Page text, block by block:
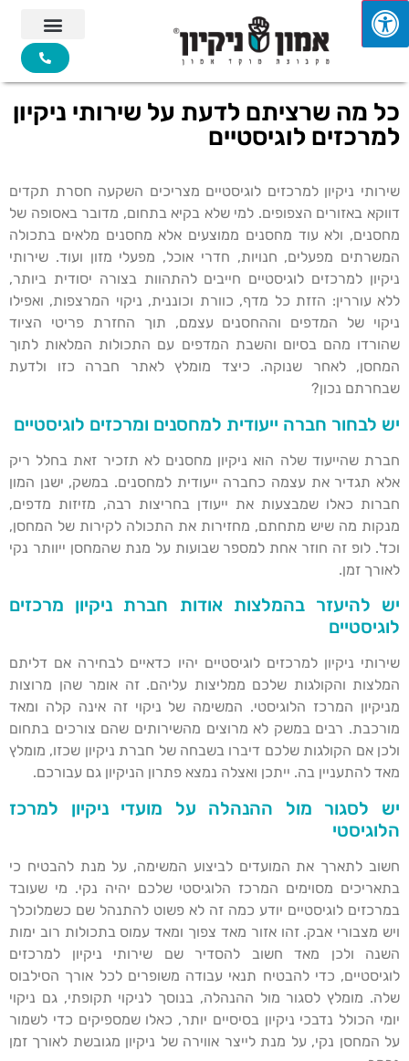
כל מה שרציתם לדעת על שירותי ניקיון
למרכזים לוגיסטיים
שירותי ניקיון למרכזים לוגיסטיים מצריכים השקעה חסרת תקדים
דווקא באזורים הצפופים. למי שלא בקיא בתחום, מדובר באסופה של
מחסנים, ולא עוד מחסנים ממוצעים אלא מחסנים מלאים בתכולה
המשרתים מפעלים, חנויות, חדרי אוכל, מפעלי מזון ועוד. שירותי
ניקיון למרכזים לוגיסטיים חייבים להתהוות בצורה יסודית ביותר,
ללא עוררין: הזזת כל מדף, כוורת וכוננית, ניקוי המרצפות, ואפילו
ניקוי של המדפים וההחסנים עצמם, תוך החזרת פריטי הציוד
שהורדו מהם בסיום והשבת המדפים עם התכולות המלאות לתוך
המחסן, לאחר שנוקה. כיצד מומלץ לאתר חברה כזו ולדעת
שבחרתם נכון?
יש לבחור חברה ייעודית למחסנים ומרכזים לוגיסטיים
חברת שהייעוד שלה הוא ניקיון מחסנים לא תזכיר זאת בחלל ריק
אלא תגדיר את עצמה כחברה ייעודית למחסנים. במשק, ישנן המון
חברות כאלו שמבצעות את ייעודן בחריצות רבה, מזיזות מדפים,
מנקות מה שיש מתחתם, מחזירות את התכולה לקירות של המחסן,
וכד'. לופ זה חוזר אחת למספר שבועות על מנת שהמחסן ייוותר נקי
לאורך זמן.
יש להיעזר בהמלצות אודות חברת ניקיון מרכזים
לוגיסטיים
שירותי ניקיון למרכזים לוגיסטיים יהיו כדאיים לבחירה אם דליתם
המלצות והקולגות שלכם ממליצות עליהם. זה אומר שהן מרוצות
מניקיון המרכז הלוגיסטי. המשימה של ניקוי זה אינה קלה ומאד
מורכבת. רבים במשק לא מרוצים מהשירותים שהם צורכים בתחום
ולכן אם הקולגות שלכם דיברו בשבחה של חברת ניקיון שכזו, מומלץ
מאד להתעניין בה. ייתכן ואצלה נמצא פתרון הניקיון גם עבורכם.
יש לסגור מול ההנהלה על מועדי ניקיון למרכז
הלוגיסטי
חשוב לתארך את המועדים לביצוע המשימה, על מנת להבטיח כי
בתאריכים מסוימים המרכז הלוגיסטי שלכם יהיה נקי. מי שעובד
במרכזים לוגיסטיים יודע כמה זה לא פשוט להתנהל שם כשמלוכלך
ויש מצבורי אבק. זהו אזור מאד צפוך ומאד עמוס בתכולות רוב ימות
השנה ולכן מאד חשוב להסדיר שם שירותי ניקיון למרכזים
לוגיסטיים, כדי להבטיח תנאי עבודה משופרים לכל אורך הסילבוס
שלה. מומלץ לסגור מול ההנהלה, בנוסך לניקוי תקופתי, גם ניקוי
יומי הכולל נדבכי ניקיון בסיסיים יותר, כאלו שמספיקים כדי לשמור
על המחסן נקי, על מנת לייצר אווירה של ניקיון מגובשת לאורך זמן